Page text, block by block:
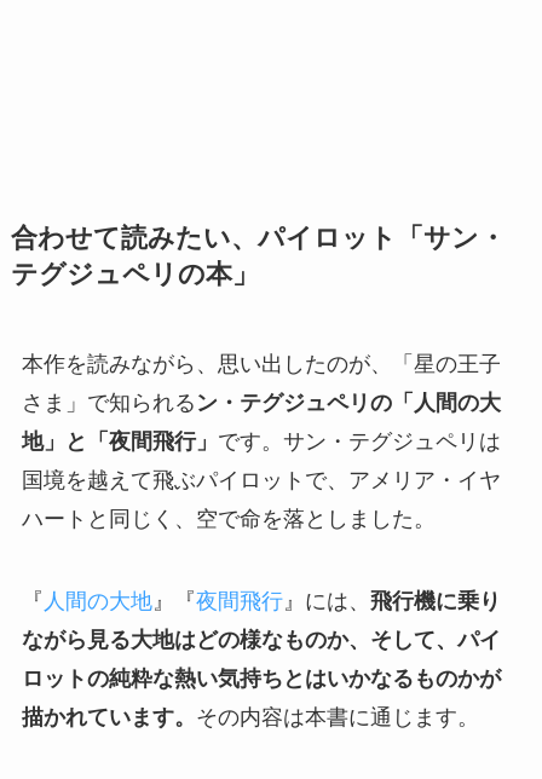
合わせて読みたい、パイロット「サン・
テグジュペリの本」
本作を読みながら、思い出したのが、「星の王子
さま」で知られる ン・テグジュペリの「人間の大
地」と「夜間飛行」 です。サン・テグジュペリは
国境を越えて飛ぶパイロットで、アメリア・イヤ
ハートと同じく、空で命を落としました。
『 人間の大地』『夜間飛行』には、 飛行機に乗り
ながら見る大地はどの様なものか、そして、パイ
ロットの純粋な熱い気持ちとはいかなるものかが
描かれています。 その内容は本書に通じます。